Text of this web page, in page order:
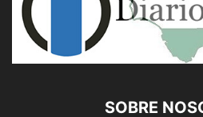
SOBRE